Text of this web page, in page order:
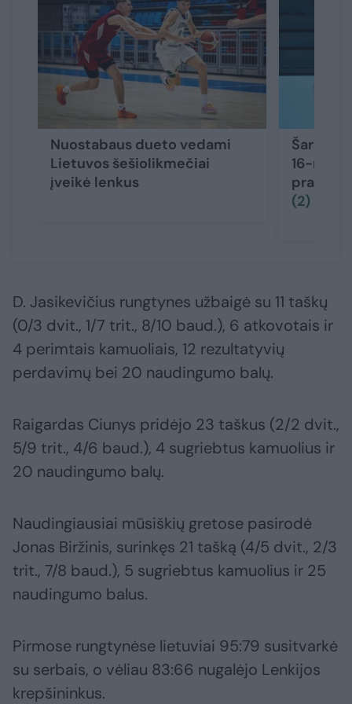
Nuostabaus dueto vedami
Lietuvos šešiolikmečiai
įveikė lenkus
Šaro
16-
pradėjo
(2)
D. Jasikevičius rungtynes užbaigė su 11 taškų
(0/3 dvit., 1/7 trit., 8/10 baud.), 6 atkovotais ir
4 perimtais kamuoliais, 12 rezultatyvių
perdavimų bei 20 naudingumo balų.
Raigardas Ciunys pridėjo 23 taškus (2/2 dvit.,
5/9 trit., 4/6 baud.), 4 sugriebtus kamuolius ir
20 naudingumo balų.
Naudingiausiai mūsiškių gretose pasirodė
Jonas Biržinis, surinkęs 21 tašką (4/5 dvit., 2/3
trit., 7/8 baud.), 5 sugriebtus kamuolius ir 25
naudingumo balus.
Pirmose rungtynėse lietuviai 95:79 susitvarkė
su serbais, o vėliau 83:66 nugalėjo Lenkijos
krepšininkus.